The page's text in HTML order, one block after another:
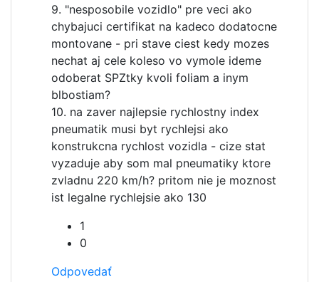
9. "nesposobile vozidlo" pre veci ako
chybajuci certifikat na kadeco dodatocne
montovane - pri stave ciest kedy mozes
nechat aj cele koleso vo vymole ideme
odoberat SPZtky kvoli foliam a inym
blbostiam?
10. na zaver najlepsie rychlostny index
pneumatik musi byt rychlejsi ako
konstrukcna rychlost vozidla - cize stat
vyzaduje aby som mal pneumatiky ktore
zvladnu 220 km/h? pritom nie je moznost
ist legalne rychlejsie ako 130
1
0
Odpovedať